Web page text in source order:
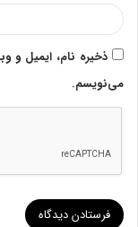
ذخیره نام، ایمیل و
می‌نویسم.